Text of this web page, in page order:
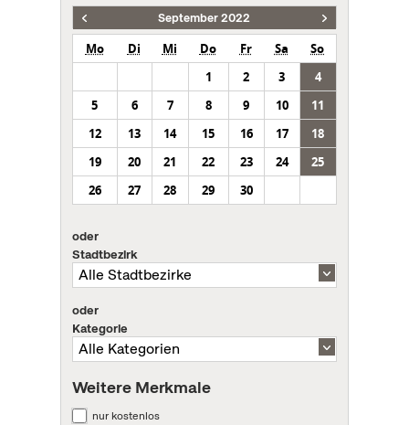
September 2022
Mo Di Mi Do Fr Sa
So
1
2 3
4
5
6 7 8 9 10
11
12
13 14 15 16 17
18
19
20 21 22 23 24
25
26
27 28 29 30
oder
Stadtbezirk
oder
Kategorie
Weitere Merkmale
nur kostenlos